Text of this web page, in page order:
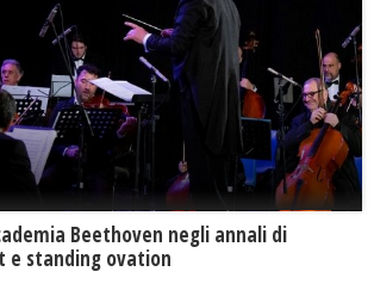
Beethoven negli annali di
e standing ovation